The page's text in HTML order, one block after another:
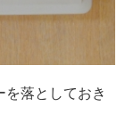
落としておき